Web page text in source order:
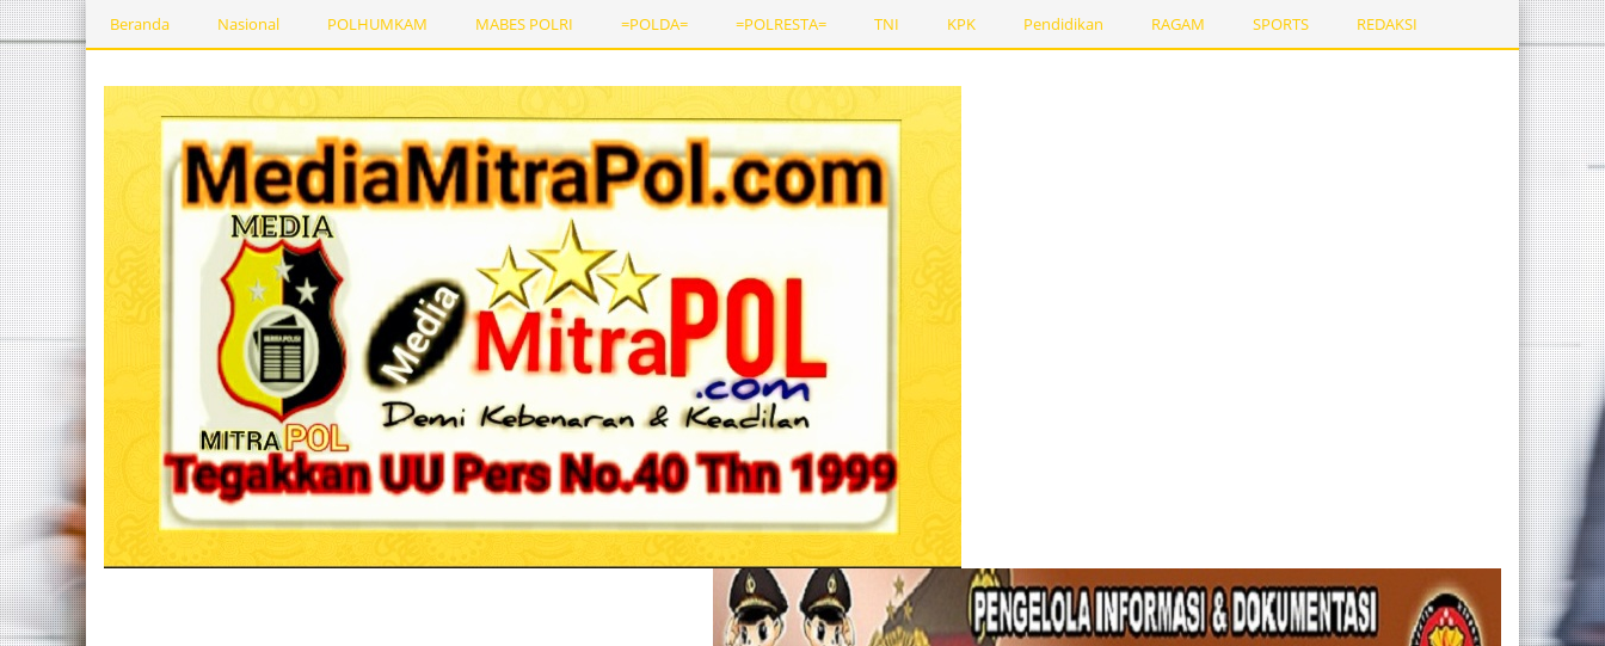
Beranda Nasional POLHUMKAM MABES POLRI =POLDA= =POLRESTA= TNI KPK Pendidikan RAGAM SPORTS REDAKSI